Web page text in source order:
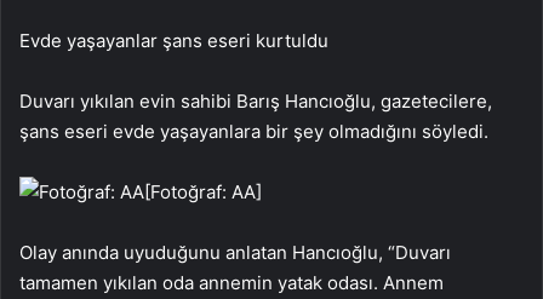
Evde yaşayanlar şans eseri kurtuldu
Duvarı yıkılan evin sahibi Barış Hancıoğlu, gazetecilere,
şans eseri evde yaşayanlara bir şey olmadığını söyledi.
[Fotoğraf: AA]
Olay anında uyuduğunu anlatan Hancıoğlu, “Duvarı
tamamen yıkılan oda annemin yatak odası. Annem